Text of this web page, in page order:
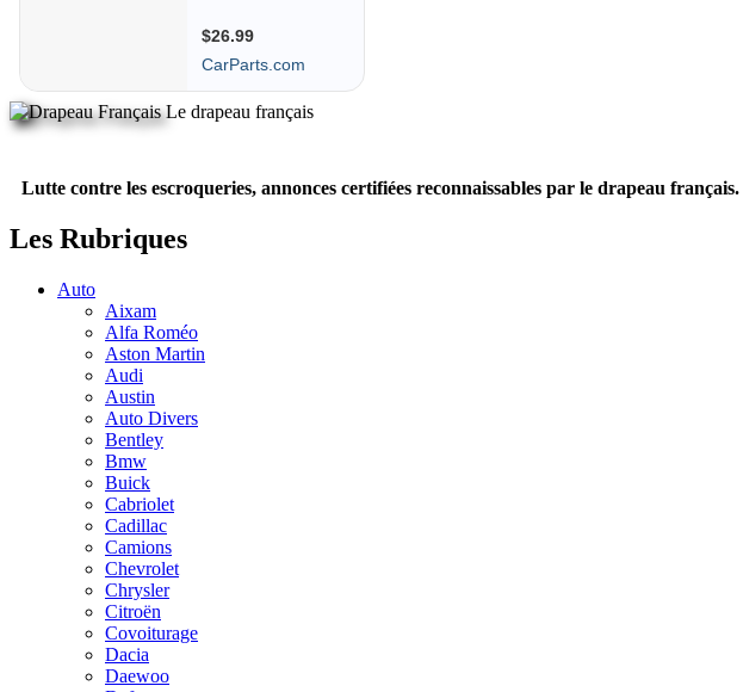
Le drapeau français
Lutte contre les escroqueries, annonces certifiées reconnaissables par le drapeau français.
Les Rubriques
Auto
Aixam
Alfa Roméo
Aston Martin
Audi
Austin
Auto Divers
Bentley
Bmw
Buick
Cabriolet
Cadillac
Camions
Chevrolet
Chrysler
Citroën
Covoiturage
Dacia
Daewoo